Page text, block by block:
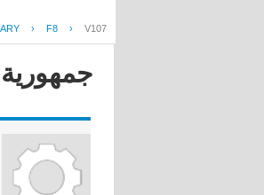
› F8 › V107
جمهورية